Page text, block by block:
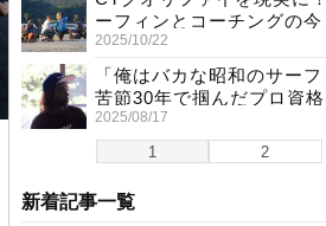
1 2
ーフィンとコーチングの今
2025/10/22
「俺はバカな昭和のサーフ
苦節30年で掴んだプロ資
聖文(54)の生き様
2025/08/17
新着記事一覧